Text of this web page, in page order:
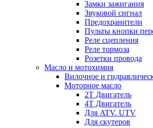
Замки зажигания
Звуковой сигнал
Предохранители
Пульты кнопки
Реле сцепления
Реле тормоза
Розетки провода
Масло и мотохимия
Вилочное и
Моторное масло
2Т Двигатель
4Т Двигатель
Для ATV. UTV
Для скутеров